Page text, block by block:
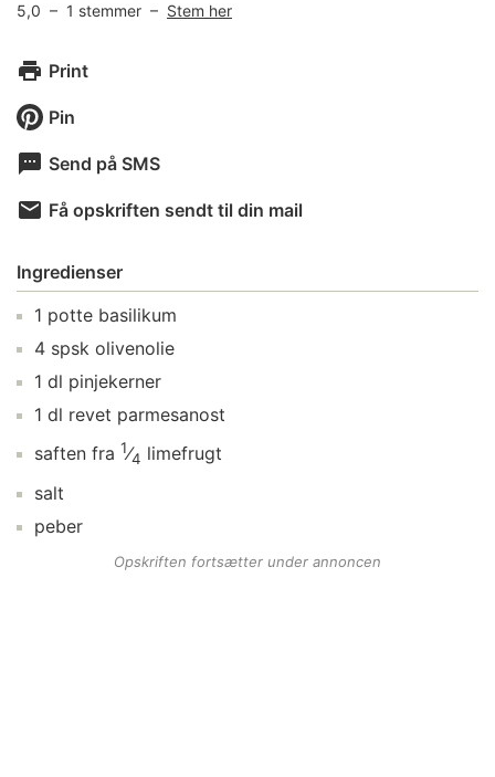
5,0 – 1 stemmer – Stem her
Print
Pin
Send på SMS
Få opskriften sendt til din mail
Ingredienser
1 potte basilikum
4 spsk olivenolie
1 dl pinjekerner
1 dl revet parmesanost
saften fra 1⁄4 limefrugt
salt
peber
Opskriften fortsætter under annoncen